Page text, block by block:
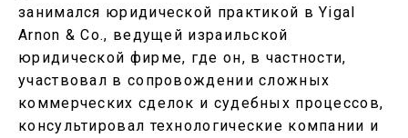
занимался юридической практикой в ​​Yigal
Arnon & Co., ведущей израильской
юридической фирме, где он, в частности,
участвовал в сопровождении сложных
коммерческих сделок и судебных процессов,
консультировал технологические компании и